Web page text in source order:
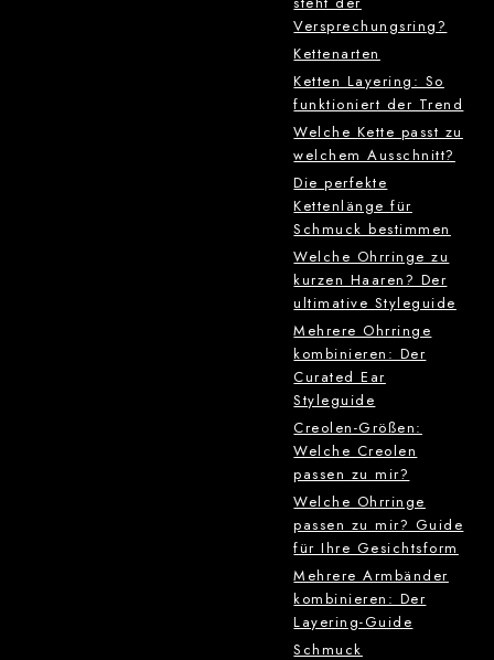
Versprechungsring?
Kettenarten
Ketten Layering: So
funktioniert der Trend
Welche Kette passt zu
welchem Ausschnitt?
Die perfekte
Kettenlänge für
Schmuck bestimmen
Welche Ohrringe zu
kurzen Haaren? Der
ultimative Styleguide
Mehrere Ohrringe
kombinieren: Der
Curated Ear
Styleguide
Creolen-Größen:
Welche Creolen
passen zu mir?
Welche Ohrringe
passen zu mir? Guide
für Ihre Gesichtsform
Mehrere Armbänder
kombinieren: Der
Layering-Guide
Schmuck